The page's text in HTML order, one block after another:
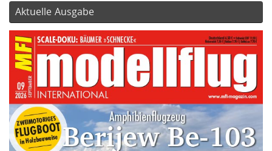
Aktuelle Ausgabe